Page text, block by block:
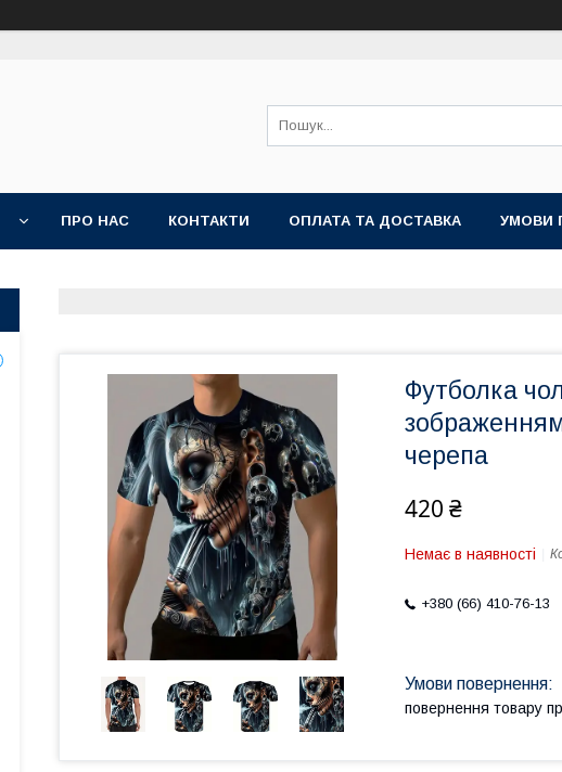
ПРО НАС КОНТАКТИ ОПЛАТА ТА ДОСТАВКА УМОВИ
Футболка
черепа
420 ₴
Немає в наявності
+380 (66) 410-76-13
повернення товару